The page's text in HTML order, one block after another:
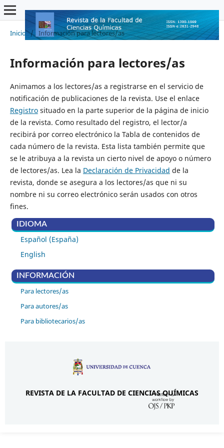
Inicio / Información para lectores/as
Información para lectores/as
Animamos a los lectores/as a registrarse en el servicio de
notificación de publicaciones de la revista. Use el enlace
Registrosituado en la parte superior de la página de inicio
de la revista. Como resultado del registro, el lector/a
recibirá por correo electrónico la Tabla de contenidos de
cada número de la revista. Esta lista también permite que
se le atribuya a la revista un cierto nivel de apoyo o número
de lectores/as. Lea la Declaración de Privacidad de la
revista, donde se asegura a los lectores/as que ni su
nombre ni su correo electrónico serán usados con otros
fines.
IDIOMA
Español (España)
English
INFORMACIÓN
Para lectores/as
Para autores/as
Para bibliotecarios/as
REVISTA DE LA FACULTAD DE CIENCIAS QUÍMICAS